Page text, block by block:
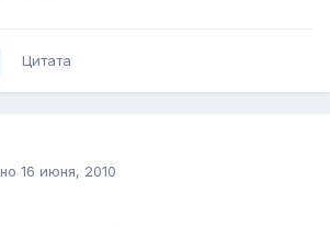
Цитата
16 июня, 2010